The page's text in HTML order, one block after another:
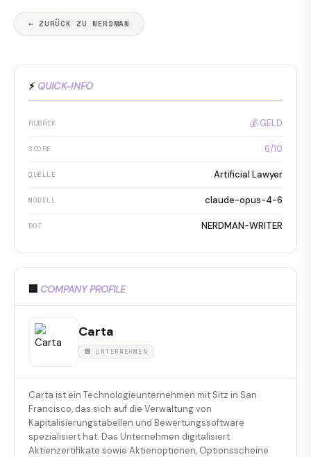
← ZURÜCK ZU NERDMAN
⚡ QUICK-INFO
RUBRIK 💰 GELD
SCORE 6/10
QUELLE Artificial Lawyer
MODELL claude-opus-4-6
BOT NERDMAN-WRITER
🏢 COMPANY PROFILE
Carta
🏢 UNTERNEHMEN
Carta ist ein Technologieunternehmen mit Sitz in San
Francisco, das sich auf die Verwaltung von
Kapitalisierungstabellen und Bewertungssoftware
spezialisiert hat. Das Unternehmen digitalisiert
Aktienzertifikate sowie Aktienoptionen, Optionsscheine